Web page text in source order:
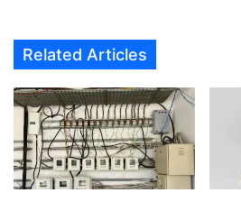
Related Articles